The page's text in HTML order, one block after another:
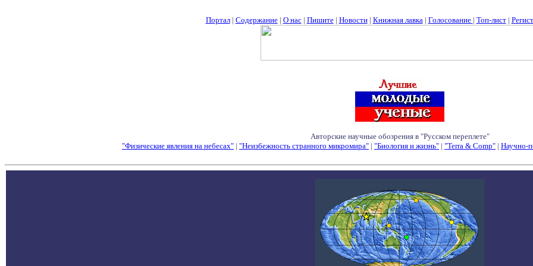
Портал| Содержание| О нас| Пишите| Новости| Книжная лавка| Голосование | Топ-лист|
Авторские научные обозрения в "Русском переплете"
"Физические явления на небесах" | "Неизбежность странного микромира" | "Биология и жизнь" | "Terra & Comp" | Научно-